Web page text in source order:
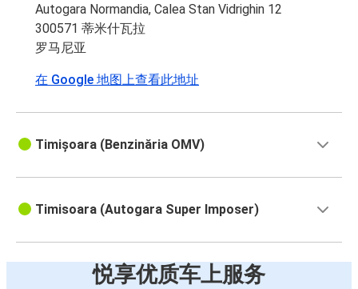
Autogara Normandia, Calea Stan Vidrighin 12
300571 蒂米什瓦拉
罗马尼亚
在 Google 地图上查看此地址
Timișoara (Benzinăria OMV)
Timisoara (Autogara Super Imposer)
悦享优质车上服务